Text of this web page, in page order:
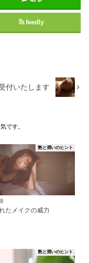
feedly
付いたします
です。
艶と潤いのヒント
たメイクの威力
艶と潤いのヒント